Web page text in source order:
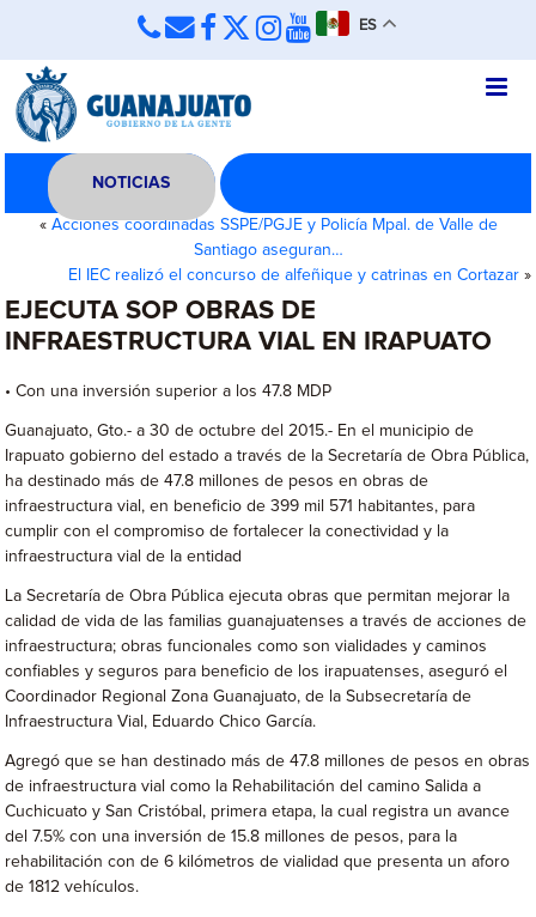
ES
NOTICIAS
« Acciones coordinadas SSPE/PGJE y Policía Mpal. de Valle de
Santiago aseguran…
El IEC realizó el concurso de alfeñique y catrinas en Cortazar»
EJECUTA SOP OBRAS DE
INFRAESTRUCTURA VIAL EN IRAPUATO
• Con una inversión superior a los 47.8 MDP
Guanajuato, Gto.- a 30 de octubre del 2015.- En el municipio de
Irapuato gobierno del estado a través de la Secretaría de Obra Pública,
ha destinado más de 47.8 millones de pesos en obras de
infraestructura vial, en beneficio de 399 mil 571 habitantes, para
cumplir con el compromiso de fortalecer la conectividad y la
infraestructura vial de la entidad
La Secretaría de Obra Pública ejecuta obras que permitan mejorar la
calidad de vida de las familias guanajuatenses a través de acciones de
infraestructura; obras funcionales como son vialidades y caminos
confiables y seguros para beneficio de los irapuatenses, aseguró el
Coordinador Regional Zona Guanajuato, de la Subsecretaría de
Infraestructura Vial, Eduardo Chico García.
Agregó que se han destinado más de 47.8 millones de pesos en obras
de infraestructura vial como la Rehabilitación del camino Salida a
Cuchicuato y San Cristóbal, primera etapa, la cual registra un avance
del 7.5% con una inversión de 15.8 millones de pesos, para la
rehabilitación con de 6 kilómetros de vialidad que presenta un aforo
de 1812 vehículos.